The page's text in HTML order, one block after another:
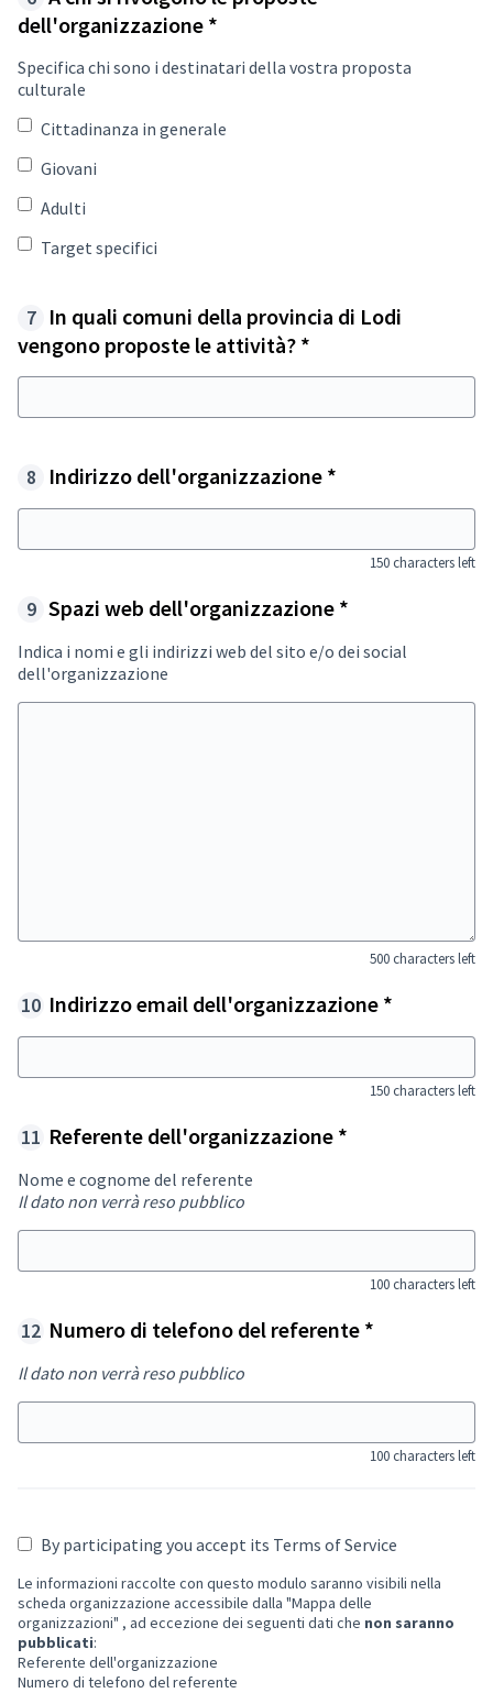
dell'organizzazione *
Specifica chi sono i destinatari della vostra proposta
culturale
Cittadinanza in generale
Giovani
Adulti
Target specifici
In quali comuni della provincia di Lodi
vengono proposte le attività? *
Indirizzo dell'organizzazione *
150 characters left
Spazi web dell'organizzazione *
Indica i nomi e gli indirizzi web del sito e/o dei social
dell'organizzazione
500 characters left
Indirizzo email dell'organizzazione *
150 characters left
Referente dell'organizzazione *
Nome e cognome del referente
Il dato non verrà reso pubblico
100 characters left
Numero di telefono del referente *
Il dato non verrà reso pubblico
100 characters left
By participating you accept its Terms of Service
Le informazioni raccolte con questo modulo saranno visibili nella
scheda organizzazione accessibile dalla "Mappa delle
organizzazioni" , ad eccezione dei seguenti dati che non saranno
pubblicati:
Referente dell'organizzazione
Numero di telefono del referente